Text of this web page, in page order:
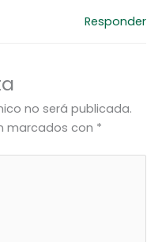
Responder
no será publicada.
marcados con *